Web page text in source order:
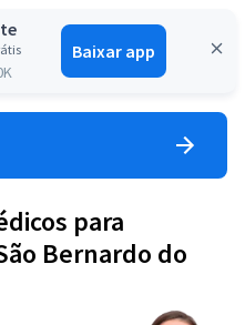
Baixar app
Entrar
para
Bernardo do